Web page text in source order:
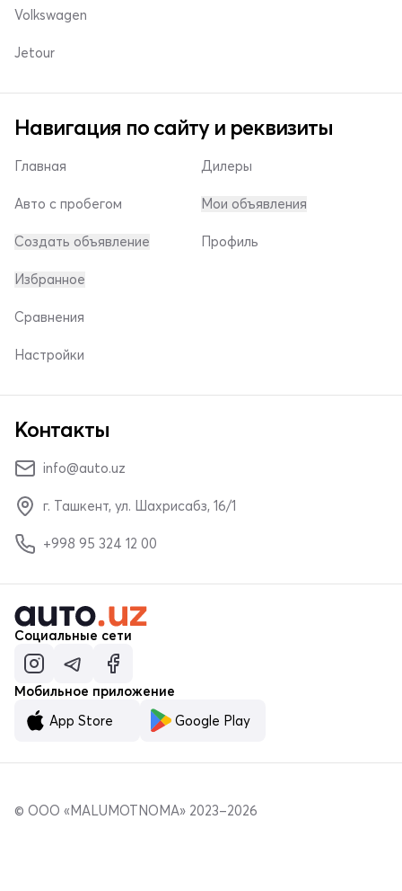
Volkswagen
Jetour
Навигация по сайту и реквизиты
Главная
Авто с пробегом
Создать объявление
Дилеры
Мои объявления
Профиль
Избранное
Сравнения
Настройки
Контакты
info@auto.uz
г. Ташкент, ул. Шахрисабз, 16/1
+998 95 324 12 00
Социальные сети
Мобильное приложение
App Store
Google Play
© ООО «MALUMOTNOMA» 2023–2026